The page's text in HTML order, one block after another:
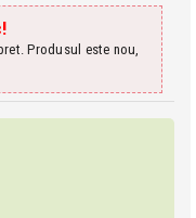
Produsul este nou,